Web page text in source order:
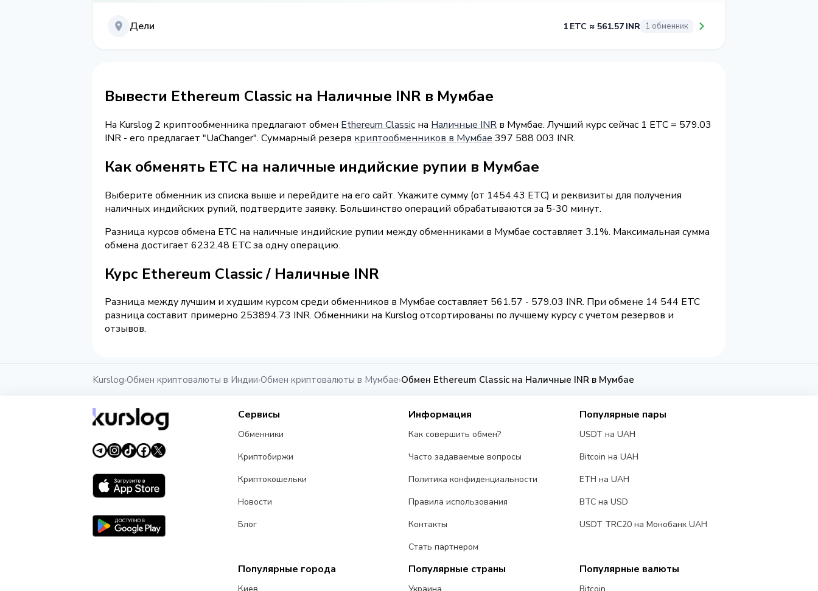
Дели 1 ETC ≈ 561.57 INR 1 обменник
Вывести Ethereum Classic на Наличные INR в Мумбае
На Kurslog 2 криптообменника предлагают обмен Ethereum Classic на Наличные INR в Мумбае. Лучший курс сейчас 1 ETC = 579.03
INR - его предлагает "UaChanger". Суммарный резерв криптообменников в Мумбае 397 588 003 INR.
Как обменять ETC на наличные индийские рупии в Мумбае
Выберите обменник из списка выше и перейдите на его сайт. Укажите сумму (от 1454.43 ETC) и реквизиты для получения
наличных индийских рупий, подтвердите заявку. Большинство операций обрабатываются за 5-30 минут.
Разница курсов обмена ETC на наличные индийские рупии между обменниками в Мумбае составляет 3.1%. Максимальная сумма
обмена достигает 6232.48 ETC за одну операцию.
Курс Ethereum Classic / Наличные INR
Разница между лучшим и худшим курсом среди обменников в Мумбае составляет 561.57 - 579.03 INR. При обмене 14 544 ETC
разница составит примерно 253894.73 INR. Обменники на Kurslog отсортированы по лучшему курсу с учетом резервов и
отзывов.
Kurslog›Обмен криптовалюты в Индии›Обмен криптовалюты в Мумбае›Обмен Ethereum Classic на Наличные INR в Мумбае
Сервисы
Обменники
Криптобиржи
Криптокошельки
Новости
Блог
Информация
Как совершить обмен?
Часто задаваемые вопросы
Политика конфиденциальности
Правила использования
Контакты
Стать партнером
Популярные пары
USDT на UAH
Bitcoin на UAH
ETH на UAH
BTC на USD
USDT TRC20 на Монобанк UAH
Популярные города Популярные страны Популярные валюты